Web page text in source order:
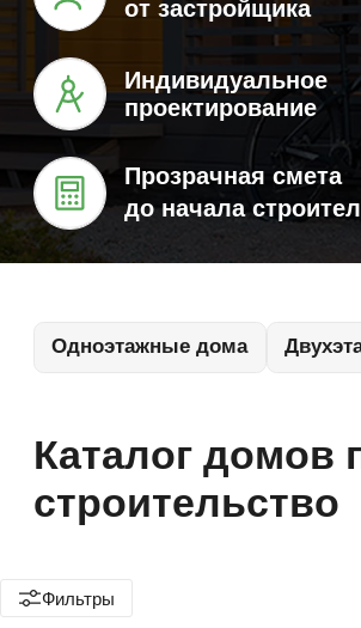
Одноэтажные дома Двухэтажные дома
Каталог домов под
строительство
Фильтры